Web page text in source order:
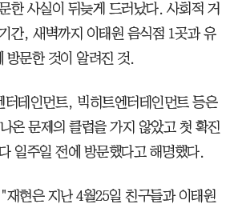
한 사실이 뒤늦게 드러났다. 사회적 거
간, 새벽까지 이태원 음식점 1곳과 유
방문한 것이 알려진 것.
터테인먼트, 빅히트엔터테인먼트 등은
온 문제의 클럽을 가지 않았고 첫 확진
일주일 전에 방문했다고 해명했다.
재현은 지난 4월25일 친구들과 이태원